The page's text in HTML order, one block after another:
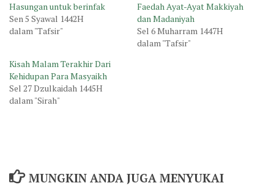
Hasungan untuk berinfak
Sen 5 Syawal 1442H
dalam "Tafsir"
Faedah Ayat-Ayat Makkiyah
dan Madaniyah
Sel 6 Muharram 1447H
dalam "Tafsir"
Kisah Malam Terakhir Dari
Kehidupan Para Masyaikh
Sel 27 Dzulkaidah 1445H
dalam "Sirah"
MUNGKIN ANDA JUGA MENYUKAI